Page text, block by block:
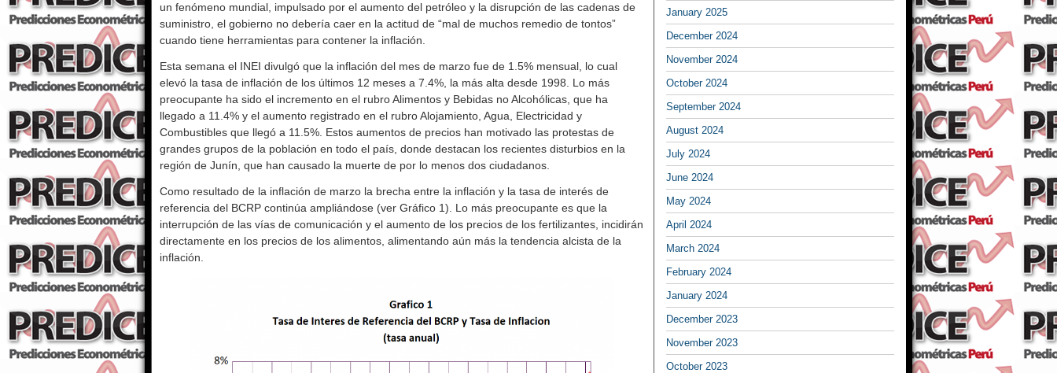
un fenómeno mundial, impulsado por el aumento del petróleo y la disrupción de las cadenas de
suministro, el gobierno no debería caer en la actitud de “mal de muchos remedio de tontos”
cuando tiene herramientas para contener la inflación.
Esta semana el INEI divulgó que la inflación del mes de marzo fue de 1.5% mensual, lo cual
elevó la tasa de inflación de los últimos 12 meses a 7.4%, la más alta desde 1998. Lo más
preocupante ha sido el incremento en el rubro Alimentos y Bebidas no Alcohólicas, que ha
llegado a 11.4% y el aumento registrado en el rubro Alojamiento, Agua, Electricidad y
Combustibles que llegó a 11.5%. Estos aumentos de precios han motivado las protestas de
grandes grupos de la población en todo el país, donde destacan los recientes disturbios en la
región de Junín, que han causado la muerte de por lo menos dos ciudadanos.
Como resultado de la inflación de marzo la brecha entre la inflación y la tasa de interés de
referencia del BCRP continúa ampliándose (ver Gráfico 1). Lo más preocupante es que la
interrupción de las vías de comunicación y el aumento de los precios de los fertilizantes, incidirán
directamente en los precios de los alimentos, alimentando aún más la tendencia alcista de la
inflación.
January 2025
December 2024
November 2024
October 2024
September 2024
August 2024
July 2024
June 2024
May 2024
April 2024
March 2024
February 2024
January 2024
December 2023
November 2023
October 2023